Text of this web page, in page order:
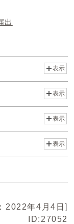
出
表示
表示
表示
表示
2022年4月4日]
ID:27052